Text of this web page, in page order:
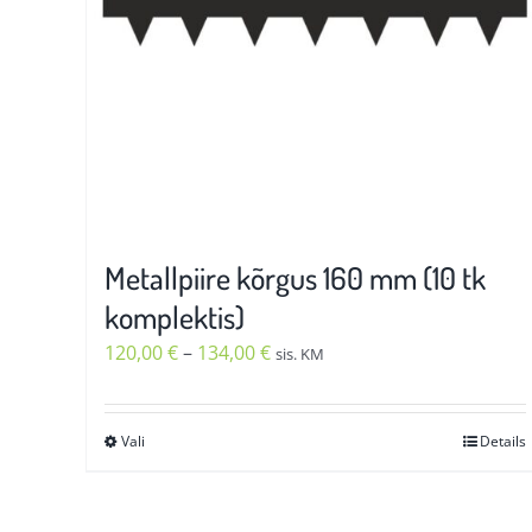
Metallpiire kõrgus 160 mm (10 tk
komplektis)
120,00€– 134,00€Hinnavahemik:
kuni
sis. KM
Vali Details